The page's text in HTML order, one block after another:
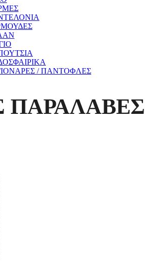
/ ΠΑΝΤΟΦΛΕΣ
ΠΑΡΑΛΑΒΕΣ